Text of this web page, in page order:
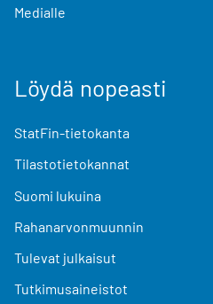
Medialle
Löydä nopeasti
StatFin-tietokanta
Tilastotietokannat
Suomi lukuina
Rahanarvonmuunnin
Tulevat julkaisut
Tutkimusaineistot